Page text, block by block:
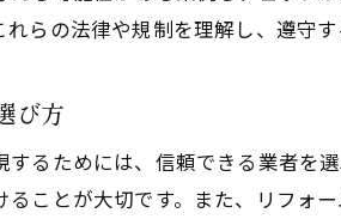
冬暖かく夏涼しい
色の選び方と環境
耐久性を高めるメ
らの法律や規制を理解し、遵守
び方
るためには、信頼できる業者を
ことが大切です。また、リフォ